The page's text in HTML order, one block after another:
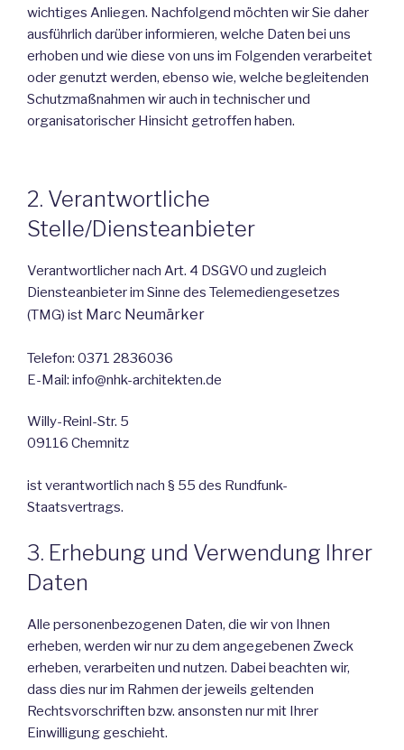
wichtiges Anliegen. Nachfolgend möchten wir Sie daher
ausführlich darüber informieren, welche Daten bei uns
erhoben und wie diese von uns im Folgenden verarbeitet
oder genutzt werden, ebenso wie, welche begleitenden
Schutzmaßnahmen wir auch in technischer und
organisatorischer Hinsicht getroffen haben.
2. Verantwortliche
Stelle/Diensteanbieter
Verantwortlicher nach Art. 4 DSGVO und zugleich
Diensteanbieter im Sinne des Telemediengesetzes
(TMG) ist Marc Neumärker
Telefon: 0371 2836036
E-Mail: info@nhk-architekten.de
Willy-Reinl-Str. 5
09116 Chemnitz
ist verantwortlich nach § 55 des Rundfunk-
Staatsvertrags.
3. Erhebung und Verwendung Ihrer
Daten
Alle personenbezogenen Daten, die wir von Ihnen
erheben, werden wir nur zu dem angegebenen Zweck
erheben, verarbeiten und nutzen. Dabei beachten wir,
dass dies nur im Rahmen der jeweils geltenden
Rechtsvorschriften bzw. ansonsten nur mit Ihrer
Einwilligung geschieht.